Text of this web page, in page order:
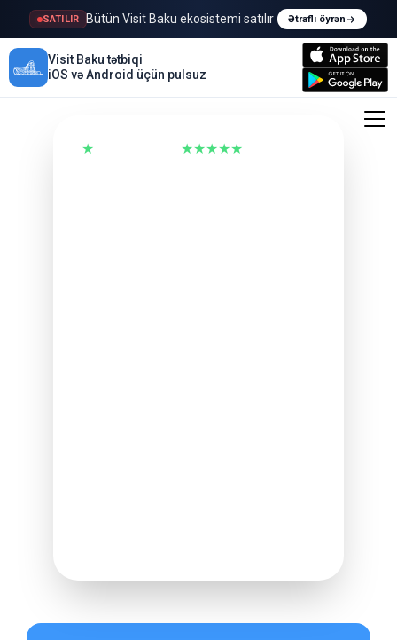
SATILIR Bütün Visit Baku ekosistemi satılır Ətraflı öyrən
Visit Baku tətbiqi
iOS və Android üçün pulsuz
★ ★★★★★